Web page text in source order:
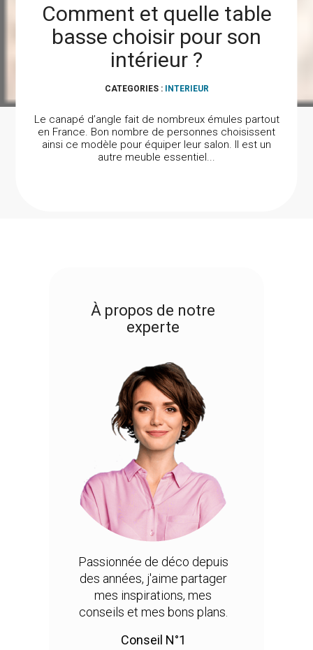
Comment et quelle table
basse choisir pour son
intérieur ?
CATEGORIES : INTERIEUR
Le canapé d’angle fait de nombreux émules partout
en France. Bon nombre de personnes choisissent
ainsi ce modèle pour équiper leur salon. Il est un
autre meuble essentiel...
À propos de notre
experte
Passionnée de déco depuis
des années, j'aime partager
mes inspirations, mes
conseils et mes bons plans.
Conseil N°1